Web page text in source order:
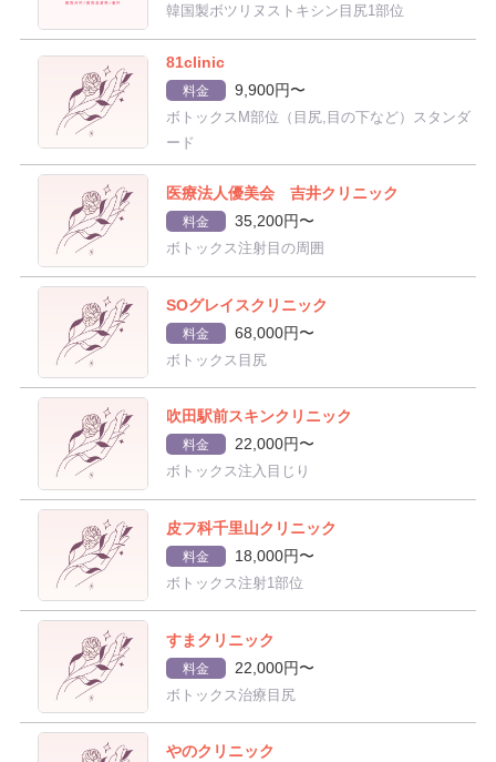
韓国製ボツリヌストキシン目尻1部位
81clinic
料金 9,900円〜
ボトックスM部位（目尻,目の下など）スタンダ
ード
医療法人優美会 吉井クリニック
料金 35,200円〜
ボトックス注射目の周囲
SOグレイスクリニック
料金 68,000円〜
ボトックス目尻
吹田駅前スキンクリニック
料金 22,000円〜
ボトックス注入目じり
皮フ科千里山クリニック
料金 18,000円〜
ボトックス注射1部位
すまクリニック
料金 22,000円〜
ボトックス治療目尻
やのクリニック